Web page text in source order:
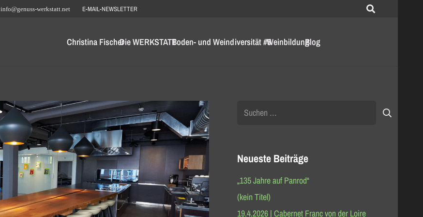
info@genuss-werkstatt.net E-MAIL-NEWSLETTER
Christina FischerDie WERKSTATTBoden- und Weindiversität #5WeinbildungBlog
nach:
Neueste Beiträge
„135 Jahre auf Panrod“
(kein Titel)
19.4.2026 | Cabernet Franc von der Loire